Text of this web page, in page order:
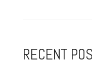
RECENT